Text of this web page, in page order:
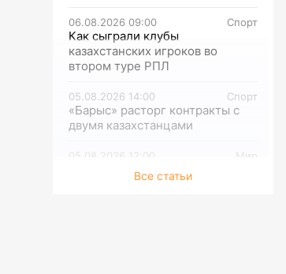
06.08.2026 09:00 Спорт
Как сыграли клубы
казахстанских игроков во
втором туре РПЛ
05.08.2026 14:00 Спорт
«Барыс» расторг контракты с
двумя казахстанцами
05.08.2026 12:00 Мир
1981: Крутой маршрут по
Советскому Союзу
Все статьи